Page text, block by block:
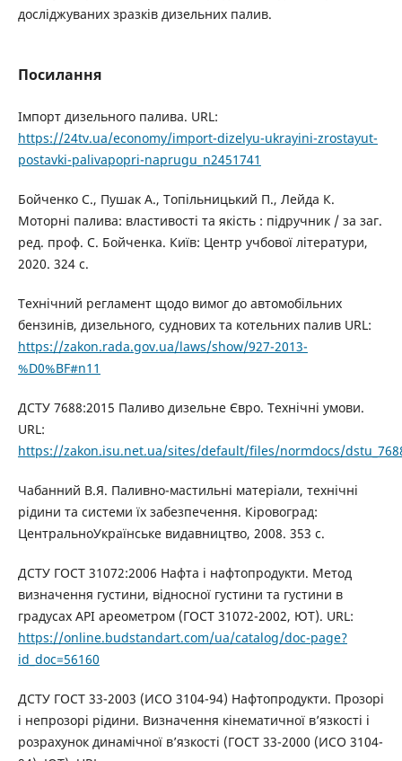
досліджуваних зразків дизельних палив.
Посилання
Імпорт дизельного палива. URL:
https://24tv.ua/economy/import-dizelyu-ukrayini-zrostayut-
postavki-palivapopri-naprugu_n2451741
Бойченко С., Пушак А., Топільницький П., Лейда К.
Моторні палива: властивості та якість : підручник / за заг.
ред. проф. С. Бойченка. Київ: Центр учбової літератури,
2020. 324 с.
Технічний регламент щодо вимог до автомобільних
бензинів, дизельного, суднових та котельних палив URL:
https://zakon.rada.gov.ua/laws/show/927-2013-
%D0%BF#n11
ДСТУ 7688:2015 Паливо дизельне Євро. Технічні умови.
URL:
https://zakon.isu.net.ua/sites/default/files/normdocs/
Чабанний В.Я. Паливно-мастильні матеріали, технічні
рідини та системи їх забезпечення. Кіровоград:
ЦентральноУкраїнське видавництво, 2008. 353 с.
ДСТУ ГОСТ 31072:2006 Нафта і нафтопродукти. Метод
визначення густини, відносної густини та густини в
градусах АРІ ареометром (ГОСТ 31072-2002, ЮТ). URL:
https://online.budstandart.com/ua/catalog/doc-page?
id_doc=56160
ДСТУ ГОСТ 33-2003 (ИСО 3104-94) Нафтопродукти. Прозорі
і непрозорі рідини. Визначення кінематичної в’язкості і
розрахунок динамічної в’язкості (ГОСТ 33-2000 (ИСО 3104-